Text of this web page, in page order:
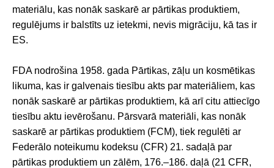
materiālu, kas nonāk saskarē ar pārtikas produktiem,
regulējums ir balstīts uz ietekmi, nevis migrāciju, kā tas ir
ES.
FDA nodrošina 1958. gada Pārtikas, zāļu un kosmētikas
likuma, kas ir galvenais tiesību akts par materiāliem, kas
nonāk saskarē ar pārtikas produktiem, kā arī citu attiecīgo
tiesību aktu ievērošanu. Pārsvarā materiāli, kas nonāk
saskarē ar pārtikas produktiem (FCM), tiek regulēti ar
Federālo noteikumu kodeksu (CFR) 21. sadaļā par
pārtikas produktiem un zālēm, 176.–186. daļā (21 CFR,